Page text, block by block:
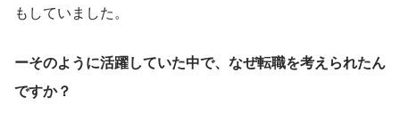
もしていました。
ーそのように活躍していた中で、なぜ転職を考えられたん
ですか？